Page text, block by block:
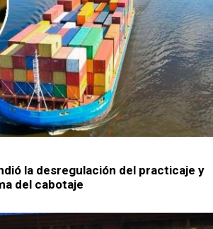
la desregulación del practicaje y
del cabotaje